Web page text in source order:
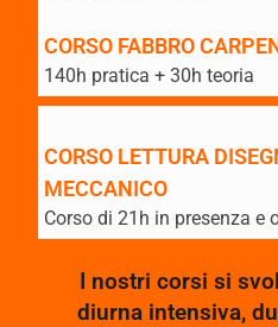
CORSO FABBRO
140h pratica + 30h teoria
CORSO LETTURA
MECCANICO
Corso di 21h in presenza e
I nostri corsi si
diurna intensiva,